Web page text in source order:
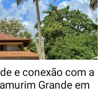
e conexão com a
Grande em